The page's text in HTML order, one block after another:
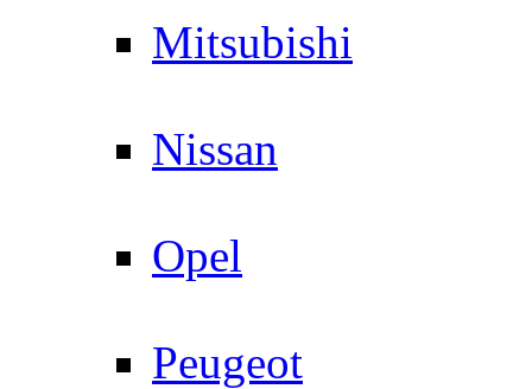
Mitsubishi
Nissan
Opel
Peugeot